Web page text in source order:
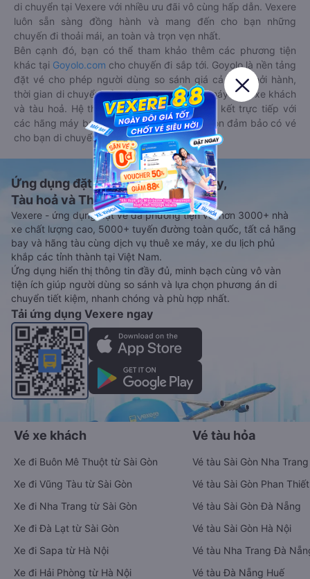
di chuyển tại Vexere với nhiều ưu đãi vô cùng hấp dẫn. Vexere
luôn sẵn sàng đồng hành và mang đến cho bạn những
chuyến đi thoải mái, an toàn và trọn vẹn nhất.
Bên cạnh đó, bạn có thể tham khảo thêm các phương tiện
khác tại Goyolo.com cho chuyến đi sắp tới. Goyolo là nền tảng
đặt vé cho phép người dùng so sánh giá cả, giờ khởi hành,
thời gian di chuyển của nhiều phương tiện máy bay, xe khách
và tàu hoả. Hệ thống của Goyolo được liên kết trực tiếp với
các hãng máy bay, xe khách và tàu hoả, luôn đảm bảo có vé
cho bạn di chuyển.
Ứng dụng đặt vé Xe khách, Máy bay,
Tàu hoả và Thuê xe
Vexere - ứng dụng đặt vé đa phương tiện với hơn 3000+ nhà
xe chất lượng cao, 5000+ tuyến đường toàn quốc, tất cả hãng
bay và hãng tàu cùng dịch vụ thuê xe máy, xe du lịch phủ
khắp các tỉnh thành tại Việt Nam.
Ứng dụng hiển thị thông tin đầy đủ, minh bạch cùng vô vàn
tiện ích giúp người dùng so sánh và lựa chọn phương án di
chuyển tiết kiệm, nhanh chóng và phù hợp nhất.
Tải ứng dụng Vexere ngay
Vé xe khách
Xe đi Buôn Mê Thuột từ Sài Gòn
Xe đi Vũng Tàu từ Sài Gòn
Xe đi Nha Trang từ Sài Gòn
Xe đi Đà Lạt từ Sài Gòn
Xe đi Sapa từ Hà Nội
Xe đi Hải Phòng từ Hà Nội
Vé tàu hỏa
Vé tàu Sài Gòn Nha Trang
Vé tàu Sài Gòn Phan Thiết
Vé tàu Sài Gòn Đà Nẵng
Vé tàu Sài Gòn Hà Nội
Vé tàu Nha Trang Đà
Vé tàu Đà Nẵng Huế